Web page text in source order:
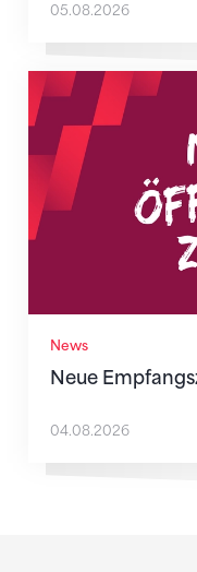
05.08.2026
News
Neue
Neue
04.08.2026